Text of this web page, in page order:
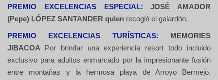
PREMIO EXCELENCIAS ESPECIAL: JOSÉ AMADOR
(Pepe) LÓPEZ SANTANDER quien recogió el galardón.
PREMIO EXCELENCIAS TURÍSTICAS:
MEMORIES
JIBACOA
Por brindar una experiencia resort todo incluido
exclusivo para adultos enmarcado por la impresionante fusión
entre montañas y la hermosa playa de Arroyo Bermejo.